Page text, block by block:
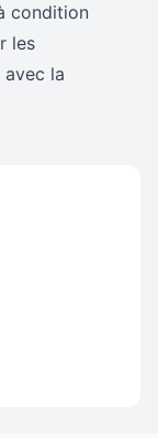
condition
les
avec la